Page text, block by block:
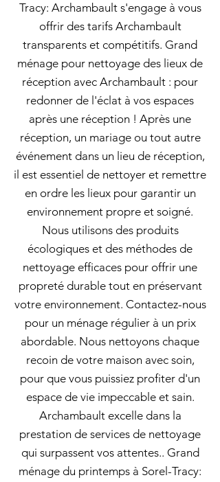
Tracy: Archambault s'engage à vous
offrir des tarifs Archambault
transparents et compétitifs. Grand
ménage pour nettoyage des lieux de
réception avec Archambault : pour
redonner de l'éclat à vos espaces
après une réception ! Après une
réception, un mariage ou tout autre
événement dans un lieu de réception,
il est essentiel de nettoyer et remettre
en ordre les lieux pour garantir un
environnement propre et soigné.
Nous utilisons des produits
écologiques et des méthodes de
nettoyage efficaces pour offrir une
propreté durable tout en préservant
votre environnement. Contactez-nous
pour un ménage régulier à un prix
abordable. Nous nettoyons chaque
recoin de votre maison avec soin,
pour que vous puissiez profiter d'un
espace de vie impeccable et sain.
Archambault excelle dans la
prestation de services de nettoyage
qui surpassent vos attentes.. Grand
ménage du printemps à Sorel-Tracy: